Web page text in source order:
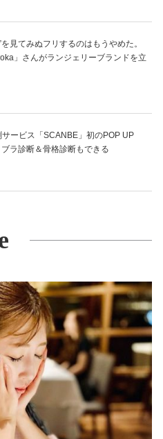
見てみぬフリするのはもうやめた。
」さんがランジェリーブランドを立
ービス「SCANBE」初のPOP UP
ラ診断＆骨格診断もできる